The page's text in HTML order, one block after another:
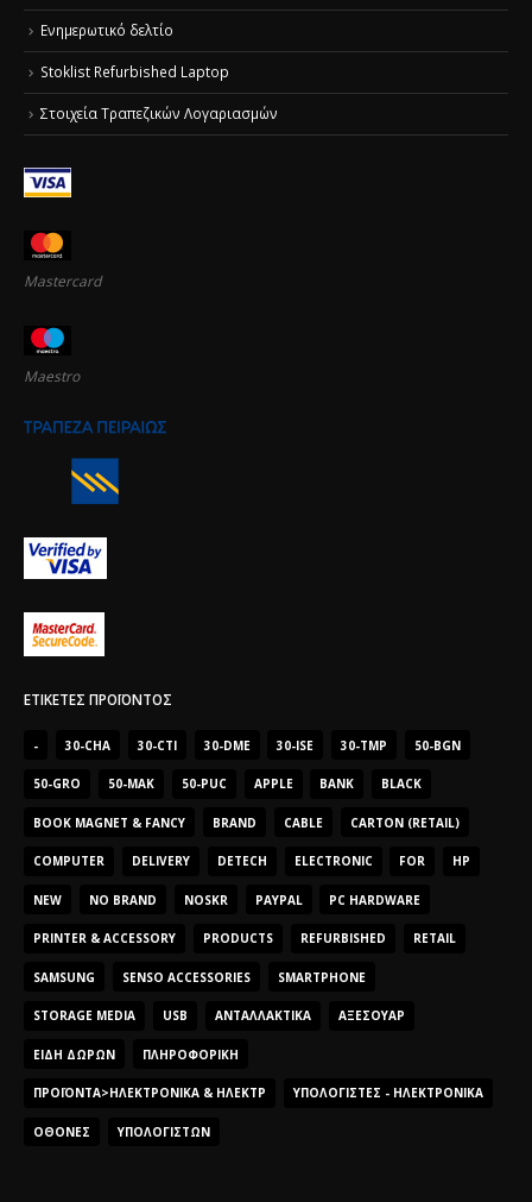
Ενημερωτικό δελτίο
Stoklist Refurbished Laptop
Στοιχεία Τραπεζικών Λογαριασμών
Mastercard
Maestro
ΕΤΙΚΈΤΕΣ ΠΡΟΪΌΝΤΟΣ
- 30-CHA 30-CTI 30-DME 30-ISE 30-TMP 50-BGN
50-GRO 50-MAK 50-PUC APPLE BANK BLACK
BOOK MAGNET & FANCY BRAND CABLE CARTON (RETAIL)
COMPUTER DELIVERY DETECH ELECTRONIC FOR HP
NEW NO BRAND NOSKR PAYPAL PC HARDWARE
PRINTER & ACCESSORY PRODUCTS REFURBISHED RETAIL
SAMSUNG SENSO ACCESSORIES SMARTPHONE
STORAGE MEDIA USB ΑΝΤΑΛΛΑΚΤΙΚΆ ΑΞΕΣΟΥΆΡ
ΕΊΔΗ ΔΏΡΩΝ ΠΛΗΡΟΦΟΡΙΚΉ
ΠΡΟΪΌΝΤΑ>ΗΛΕΚΤΡΟΝΙΚΆ & ΗΛΕΚΤΡ ΥΠΟΛΟΓΙΣΤΈΣ - ΗΛΕΚΤΡΟΝΙΚΆ
ΟΘΌΝΕΣ ΥΠΟΛΟΓΙΣΤΏΝ